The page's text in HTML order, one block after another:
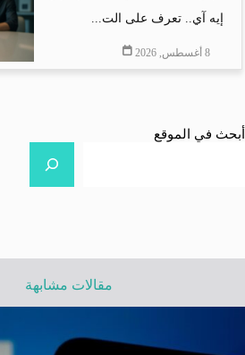
إيه آي.. تعرف على الت...
8 أغسطس, 2026
أبحث في الموقع
مقالات مشابهة